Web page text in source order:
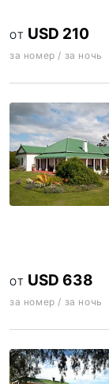
ОТ USD 210
за номер / за ночь
ОТ USD 638
за номер / за ночь